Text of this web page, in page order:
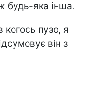
будь-яка інша.
когось пузо, я
він з